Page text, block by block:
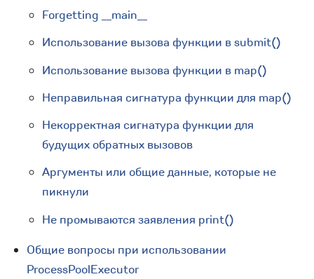
Forgetting __main__
Использование вызова функции в submit()
Использование вызова функции в map()
Неправильная сигнатура функции для map()
Некорректная сигнатура функции для
будущих обратных вызовов
Аргументы или общие данные, которые не
пикнули
Не промываются заявления print()
Общие вопросы при использовании
ProcessPoolExecutor